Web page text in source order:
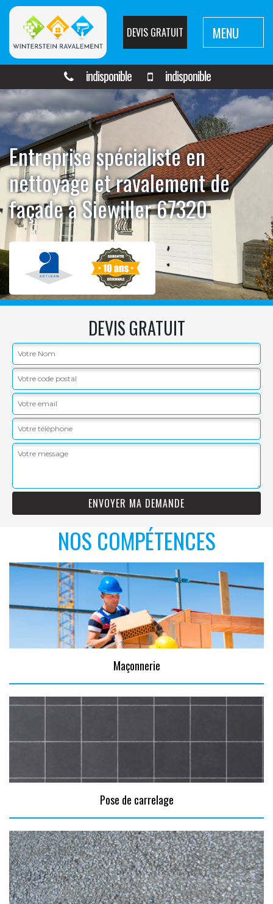
DEVIS GRATUIT MENU
indisponible indisponible
Entreprise spécialiste en
nettoyage et ravalement de
façade à Siewiller 67320
DEVIS GRATUIT
NOS COMPÉTENCES
Maçonnerie
Pose de carrelage